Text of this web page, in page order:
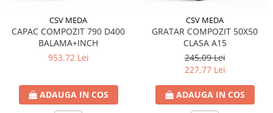
CSV MEDA
CAPAC COMPOZIT 790 D400
BALAMA+INCH
953,72 Lei
ADAUGA IN COS
CSV MEDA
GRATAR COMPOZIT 50X50
CLASA A15
245,09 Lei
227,77 Lei
ADAUGA IN COS